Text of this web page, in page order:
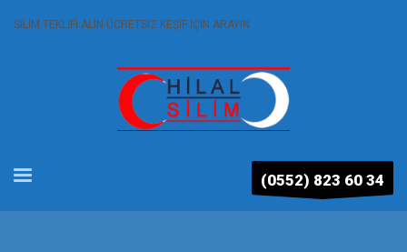
SİLİM TEKLİFİ ALIN ÜCRETSİZ KEŞİF İÇİN ARAYIN
(0552) 823 60 34